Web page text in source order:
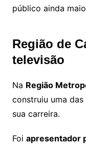
público ainda
Região de
televisão
Na Região
construiu uma
sua carreira.
Foi apresentador